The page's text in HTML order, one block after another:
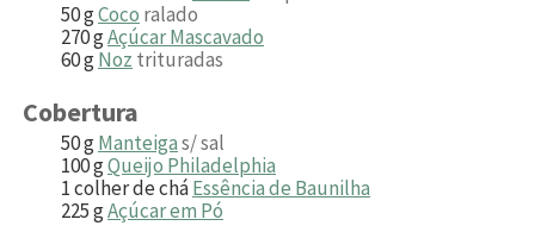
50gCoco ralado
270gAçúcar Mascavado
60gNoz trituradas
Cobertura
50gManteigas/ sal
100gQueijo Philadelphia
1colher de cháEssência de Baunilha
225gAçúcar em Pó